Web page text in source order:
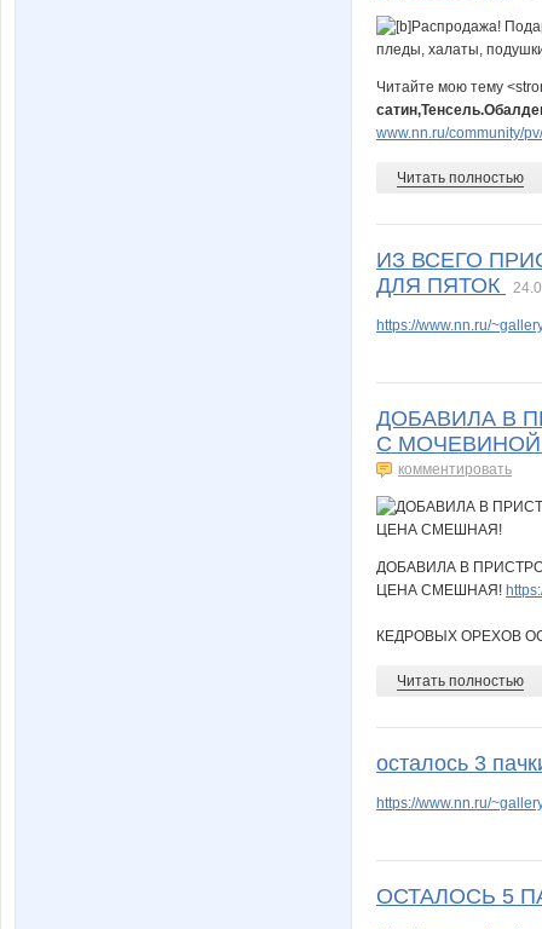
Читайте мою тему
www.nn.ru/community/
Читать полностью
ИЗ ВСЕГО
ДЛЯ ПЯТОК
https://www.nn.ru/
ДОБАВИЛА В
С МОЧЕВИНОЙ
комментировать
ДОБАВИЛА В
ЦЕНА СМЕШНАЯ!
КЕДРОВЫХ ОРЕХОВ
Читать полностью
осталось 3
https://www.nn.ru/
ОСТАЛОСЬ 5